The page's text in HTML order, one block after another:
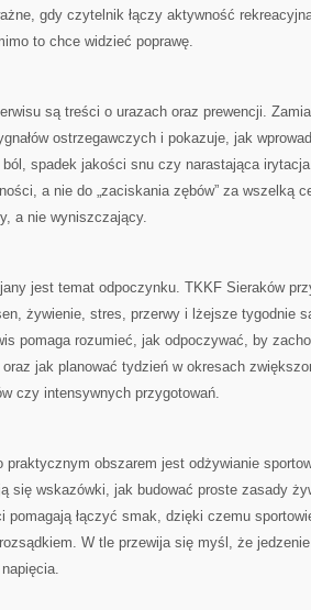
gdy czytelnik łączy aktywność
to chce widzieć poprawę.
są treści o urazach oraz prewencji.
ostrzegawczych i pokazuje, jak
ból, spadek jakości snu czy narastająca
a nie do „zaciskania zębów” za wszelką
a nie wyniszczający.
jest temat odpoczynku. TKKF Sieraków
żywienie, stres, przerwy i lżejsze tygodnie
pomaga rozumieć, jak odpoczywać, by
jak planować tydzień w okresach
czy intensywnych przygotowań.
praktycznym obszarem jest odżywianie
się wskazówki, jak budować proste zasady
pomagają łączyć smak, dzięki czemu
W tle przewija się myśl, że
napięcia.